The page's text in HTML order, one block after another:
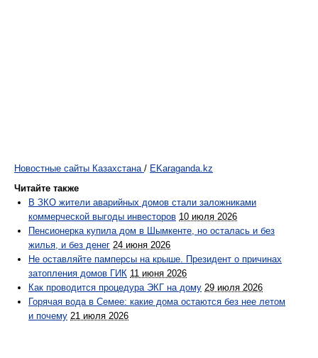
Новостные сайты Казахстана / EKaraganda.kz
Читайте также
В ЗКО жители аварийных домов стали заложниками
коммерческой выгоды инвесторов 10 июля 2026
Пенсионерка купила дом в Шымкенте, но осталась и без
жилья, и без денег 24 июня 2026
Не оставляйте памперсы на крыше. Президент о причинах
затопления домов ГИК 11 июня 2026
Как проводится процедура ЭКГ на дому 29 июля 2026
Горячая вода в Семее: какие дома остаются без нее летом
и почему 21 июля 2026